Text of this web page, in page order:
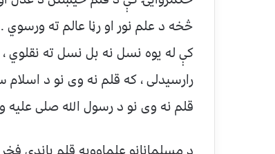
څخه د علم نور او رڼا عالم ته ورسوي
کې له یوه نسل نه بل نسل ته نقلوي ،
رارسیدلی ، که قلم نه وی نو د اسلام
قلم نه وی نو د رسول الله صلی